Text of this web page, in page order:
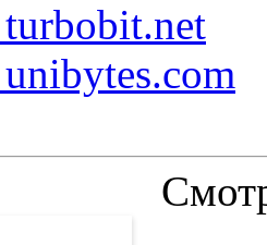
turbobit.net
unibytes.com